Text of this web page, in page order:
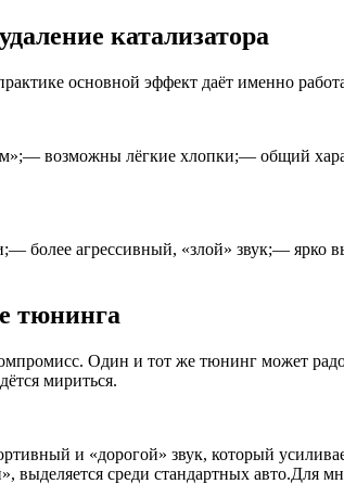
удаление катализатора
основной эффект даёт именно
возможны лёгкие хлопки;— общий
более агрессивный, «злой» звук;—
тюнинга
Один и тот же тюнинг может
мириться.
и «дорогой» звук, который
среди стандартных авто.Для